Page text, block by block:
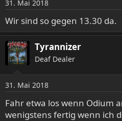
n
e
n
:
31. Mai 2018
Wir sind so gegen 13.30 da.
Tyrannizer
Deaf Dealer
31. Mai 2018
Fahr etwa los wenn Odium
wenigstens fertig wenn ich